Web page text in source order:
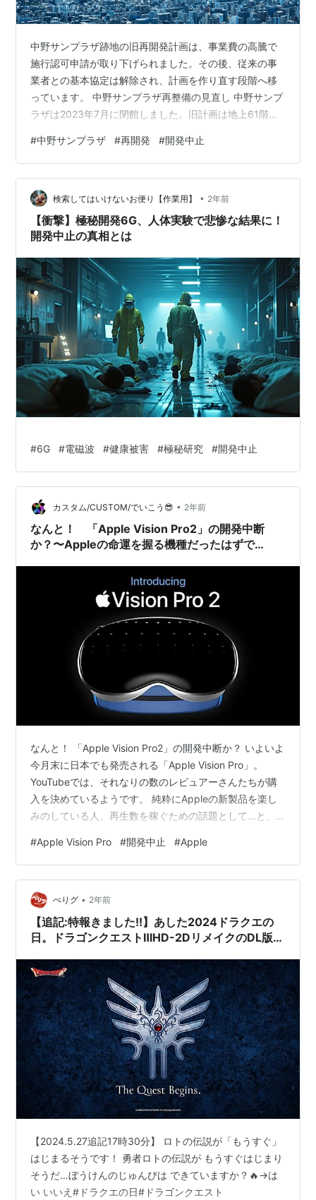
中野サンプラザ跡地の旧再開発計画は、事業費の高騰で
施行認可申請が取り下げられました。その後、従来の事
業者との基本協定は解除され、計画を作り直す段階へ移
っています。 中野サンプラザ再整備の見直し 中野サンプ
ラザは2023年7月に閉館しました。旧計画は地上61階の
申請が取り下げられ、その後は従来の枠組みを終えて再
整備計画を作り直しています。 項目 内容 発表日 2024年
10月11日 対象施設 中野サンプラザ跡地（旧勤労青少年会
館） 計画内容 地上61階の高層ビル、大ホール、商業・公
共施設などの複合施設 問題点 人件費・資材費の高騰によ
る事業…
#中野サンプラザ #再開発 #開発中止
検索してはいけないお便り【作業用】 • 2年前
【衝撃】極秘開発6G、人体実験で悲惨な結果に！
開発中止の真相とは
#6G #電磁波 #健康被害 #極秘研究 #開発中止
カスタム/CUSTOM/でいこう😎 • 2年前
なんと！ 「Apple Vision Pro2」の開発中断
か？〜Appleの命運を握る機種だったはずで
なんと！ 「Apple Vision Pro2」の開発中断か？ いよいよ
今月末に日本でも発売される「Apple Vision Pro」。
YouTubeでは、それなりの数のレビュアーさんたちが購
入を決めているようです。 純粋にAppleの新製品を楽し
みのしている人、再生数を稼ぐための話題として…と、
方がどのような評価を下すのか？…という点については
非常に気になるところです。 すでに米国版を導入してい
る瀬戸さんなどは、「Macの置き換えにさえなる！」と
豪語していますが、さすがに一般のユーザーがあのヘッ
ドセットを装着して日々の作業を行うことが非現実…
#Apple Vision Pro #開発中止 #Apple
ぺりグ • 2年前
【追記:特報きました!!】あした2024ドラクエの
日。ドラゴンクエストⅢHD-2DリメイクのDL版は
【2024.5.27追記17時30分】 ロトの伝説が「もうすぐ」
はじまるそうです！ 勇者ロトの伝説が もうすぐはじまり
そうだ…ぼうけんのじゅんびは できていますか？🔥→は
い いいえ#ドラクエの日#ドラゴンクエスト